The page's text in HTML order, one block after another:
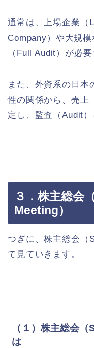
通常は、上場企業（
Company）や大規
（Full Audit）が必要
また、外資系の日本
性の関係から、売上
定し、監査（Audit）
３．株主総会
Meeting）
つぎに、株主総会（
て見ていきます。
（１）株主総会
は